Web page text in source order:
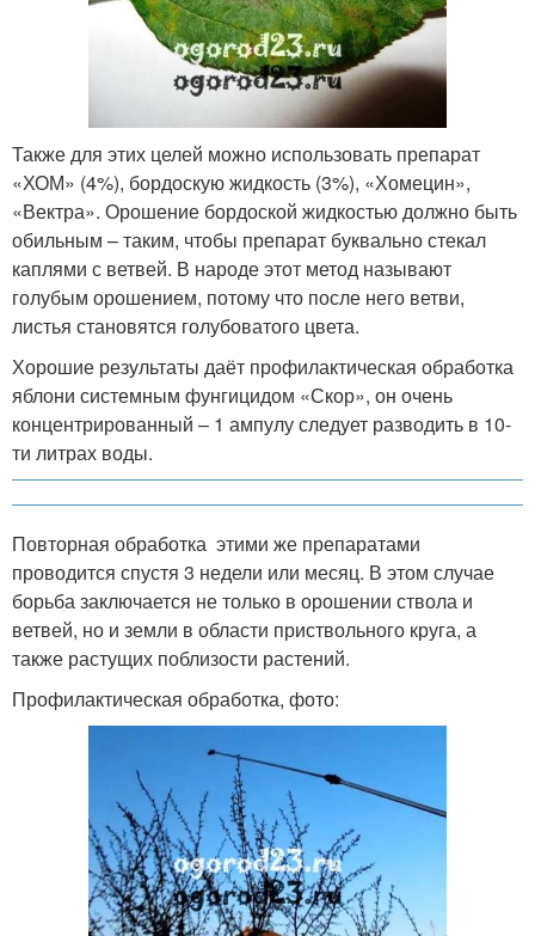
Также для этих целей можно использовать препарат
«ХОМ» (4%), бордоскую жидкость (3%), «Хомецин»,
«Вектра». Орошение бордоской жидкостью должно быть
обильным – таким, чтобы препарат буквально стекал
каплями с ветвей. В народе этот метод называют
голубым орошением, потому что после него ветви,
листья становятся голубоватого цвета.
Хорошие результаты даёт профилактическая обработка
яблони системным фунгицидом «Скор», он очень
концентрированный – 1 ампулу следует разводить в 10-
ти литрах воды.
Повторная обработка этими же препаратами
проводится спустя 3 недели или месяц. В этом случае
борьба заключается не только в орошении ствола и
ветвей, но и земли в области приствольного круга, а
также растущих поблизости растений.
Профилактическая обработка, фото: